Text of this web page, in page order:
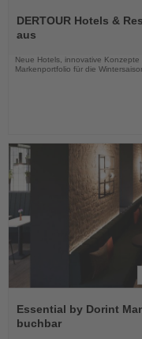
Sie
die
DERTOUR Hotels &
aus
Neue Hotels, innovative
Markenportfolio für die
Sie
die
Essential by Dorint
buchbar